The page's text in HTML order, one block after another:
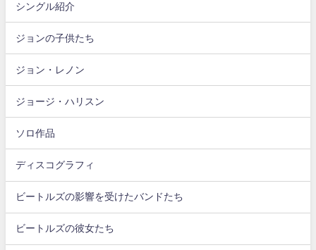
シングル紹介
ジョンの子供たち
ジョン・レノン
ジョージ・ハリスン
ソロ作品
ディスコグラフィ
ビートルズの影響を受けたバンドたち
ビートルズの彼女たち